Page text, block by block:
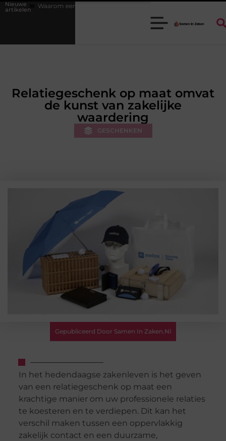
Nieuwe
artikelen
een goede stukadoorgroothandel het werk van de stukadoor
Relatiegeschenk op maat omvat
de kunst van zakelijke
waardering
GESCHENKEN
Gepubliceerd Door Samen In Zaken.nl
In het hedendaagse zakenleven is het geven
van een relatiegeschenk op maat een
krachtige manier om uw professionele relaties
te koesteren en te verdiepen. Dit kan het
verschil maken tussen een oppervlakkig
zakelijk contact en een duurzame,